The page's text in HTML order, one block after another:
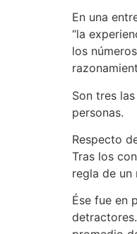
En una
“la
los
Son tres
personas.
Respecto
Tras los
regla de
Ése fue en